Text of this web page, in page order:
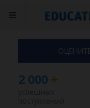
2 000 +